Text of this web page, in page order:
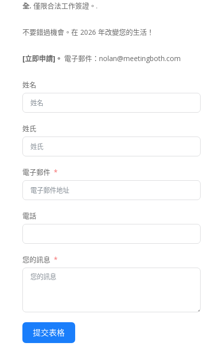
全. 僅限合法工作簽證。.
不要錯過機會。在 2026 年改變您的生活！
[立即申請]。 電子郵件： nolan@meetingboth.com
姓名
姓氏
電子郵件
電話
您的訊息
提交表格